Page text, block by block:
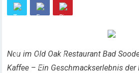
Neu im Old Oak Restaurant Bad
Kaffee – Ein Geschmackserlebnis der